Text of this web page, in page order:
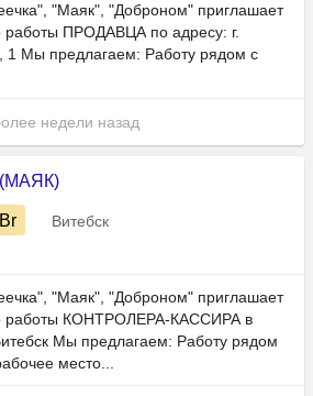
"Маяк", "Доброном" приглашает
работы ПРОДАВЦА по адресу: г.
1 Мы предлагаем: Работу рядом с
недели назад
(МАЯК)
Br
Витебск
"Маяк", "Доброном" приглашает
работы КОНТРОЛЕРА-КАССИРА в
Мы предлагаем: Работу рядом
место...